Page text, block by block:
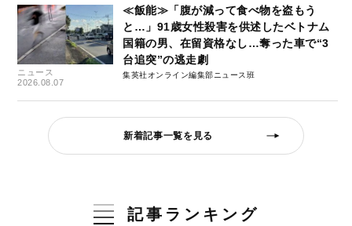
ニュース
2026.08.07
≪飯能≫「腹が減って食べ物を盗もう
と…」91歳女性殺害を供述したベトナム
国籍の男、在留資格なし…奪った車で“3
台追突”の逃走劇
集英社オンライン編集部ニュース班
新着記事一覧を見る
記事ランキング